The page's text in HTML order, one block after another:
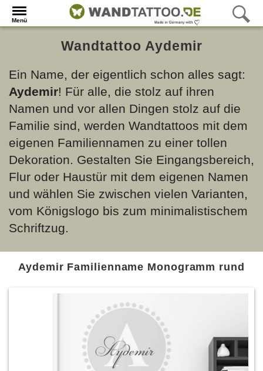
Menü
Wandtattoo Aydemir
Ein Name, der eigentlich schon alles sagt:
Aydemir! Für alle, die stolz auf ihren
Namen und vor allen Dingen stolz auf die
Familie sind, werden Wandtattoos mit dem
eigenen Familiennamen zu einer tollen
Dekoration. Gestalten Sie Eingangsbereich,
Flur oder Haustür mit dem eigenen Namen
und wählen Sie zwischen vielen Varianten,
vom Königslogo bis zum minimalistischem
Schriftzug.
Aydemir Familienname Monogramm rund